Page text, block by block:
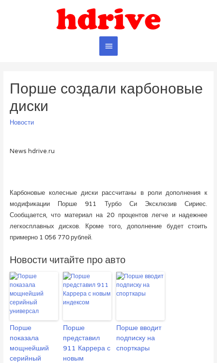
Главное
Порше создали карбоновые
диски
Новости
News hdrive.ru
Карбоновые колесные диски рассчитаны в роли дополнения к
модификации Порше 911 Турбо Си Эксклюзив Сириес.
Сообщается, что материал на 20 процентов легче и надежнее
легкосплавных дисков. Кроме того, дополнение будет стоить
примерно 1 056 770 рублей.
Новости читайте про авто
Порше
показала
мощнейший
серийный
Порше
представил
911 Каррера с
новым
Порше вводит
подписку на
спорткары